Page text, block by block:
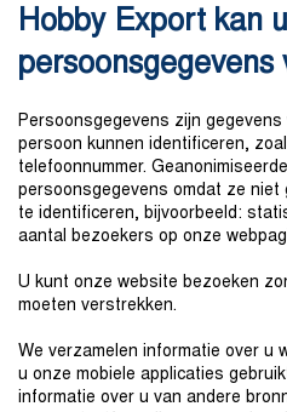
Hobby Export kan
persoonsgegevens
Persoonsgegevens zijn
persoon kunnen identificeren,
telefoonnummer.
persoonsgegevens omdat ze niet
te identificeren, bijvoorbeeld:
aantal bezoekers op onze
U kunt onze website bezoeken
moeten verstrekken.
We verzamelen informatie over u
u onze mobiele applicaties
informatie over u van andere